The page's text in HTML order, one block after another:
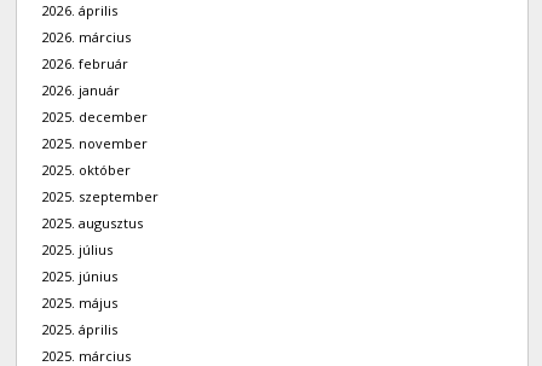
2026. április
2026. március
2026. február
2026. január
2025. december
2025. november
2025. október
2025. szeptember
2025. augusztus
2025. július
2025. június
2025. május
2025. április
2025. március